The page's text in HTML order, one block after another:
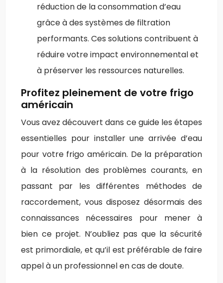
réduction de la consommation d’eau
grâce à des systèmes de filtration
performants. Ces solutions contribuent à
réduire votre impact environnemental et
à préserver les ressources naturelles.
Profitez pleinement de votre frigo
américain
Vous avez découvert dans ce guide les étapes
essentielles pour installer une arrivée d’eau
pour votre frigo américain. De la préparation
à la résolution des problèmes courants, en
passant par les différentes méthodes de
raccordement, vous disposez désormais des
connaissances nécessaires pour mener à
bien ce projet. N’oubliez pas que la sécurité
est primordiale, et qu’il est préférable de faire
appel à un professionnel en cas de doute.